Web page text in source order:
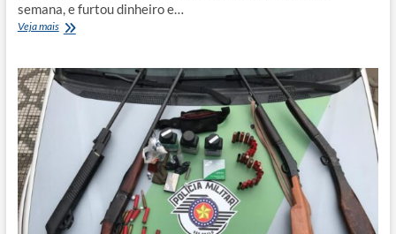
semana, e furtou dinheiro e…
Veja maisGrupo
do
Banco
dinheiro
armas